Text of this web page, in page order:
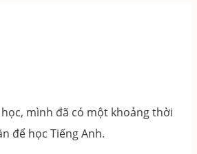
mình đã có một khoảng thời
để học Tiếng Anh.